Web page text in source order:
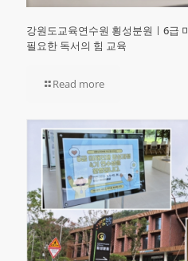
강원도교육연수원 횡성분원ㅣ6급
필요한 독서의 힘 교육
Read more